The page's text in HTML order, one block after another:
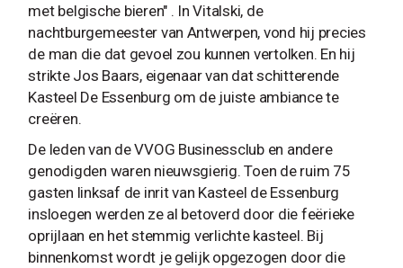
met belgische bieren" . In Vitalski, de
nachtburgemeester van Antwerpen, vond hij precies
de man die dat gevoel zou kunnen vertolken. En hij
strikte Jos Baars, eigenaar van dat schitterende
Kasteel De Essenburg om de juiste ambiance te
creëren.
De leden van de VVOG Businessclub en andere
genodigden waren nieuwsgierig. Toen de ruim 75
gasten linksaf de inrit van Kasteel de Essenburg
insloegen werden ze al betoverd door die feërieke
oprijlaan en het stemmig verlichte kasteel. Bij
binnenkomst wordt je gelijk opgezogen door die